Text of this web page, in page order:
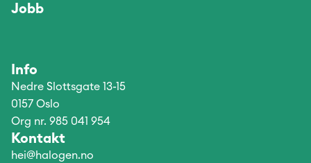
Jobb
Info
Nedre Slottsgate 13-15
0157 Oslo
Org nr. 985 041 954
Kontakt
hei@halogen.no